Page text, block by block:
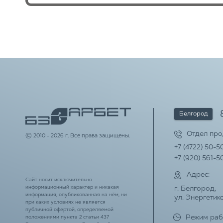
© 2010 - 2026 г. Все права защищены.
Режим
Отдел
Сайт носит исключительно
информационный характер и никакая
информация, опубликованная на нём, ни
при каких условиях не является
публичной офертой, определяемой
положениями пункта 2 статьи 437
+7 (4722) 50-
Адрес:
г. Белгород,
ул.
Белгород
+7 (920) 561-